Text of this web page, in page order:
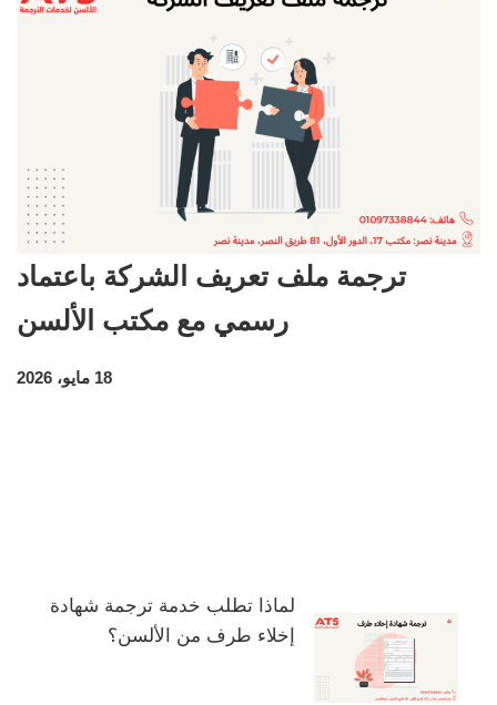
ترجمة ملف تعريف الشركة باعتماد
رسمي مع مكتب الألسن
18 مايو، 2026
لماذا تطلب خدمة ترجمة شهادة
إخلاء طرف من الألسن؟